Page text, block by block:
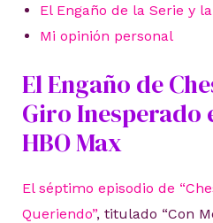
El Engaño de la Serie y
Mi opinión personal
El Engaño de
Giro Inesperado
HBO Max
El séptimo episodio de
Queriendo”, titulado “Con